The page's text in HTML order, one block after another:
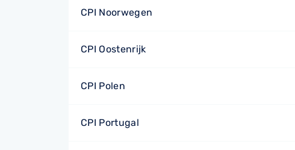
CPI Noorwegen
CPI Oostenrijk
CPI Polen
CPI Portugal